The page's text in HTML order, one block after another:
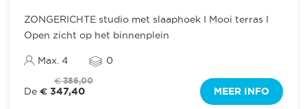
ZONGERICHTE studio met slaaphoek I Mooi terras I
Open zicht op het binnenplein
Max. 4 0
€ 386,00
De € 347,40 MEER INFO